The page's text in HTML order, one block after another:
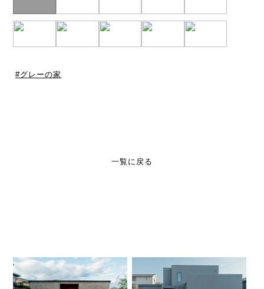
グレーの家
一覧に戻る